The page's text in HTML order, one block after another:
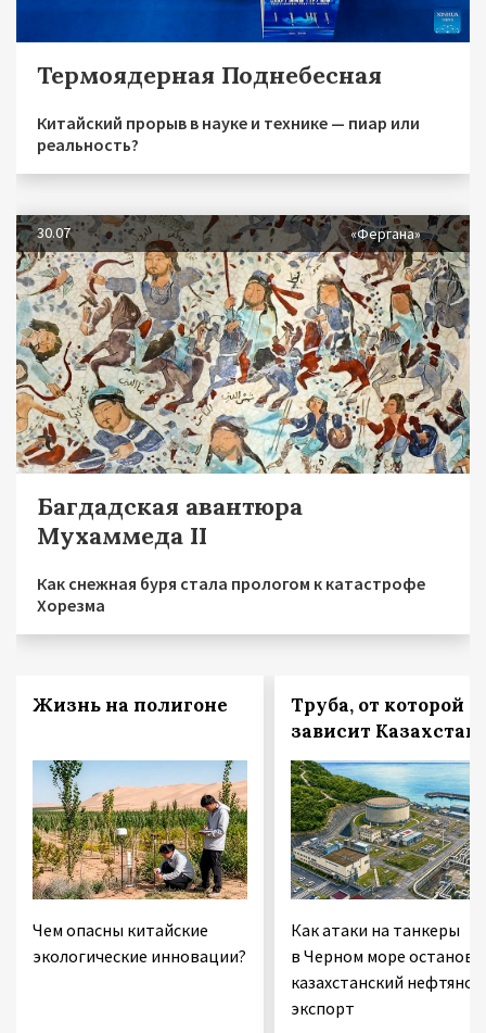
Термоядерная Поднебесная
Китайский прорыв в науке и технике — пиар или
реальность?
30.07 «Фергана»
Багдадская авантюра
Мухаммеда II
Как снежная буря стала прологом к катастрофе
Хорезма
Жизнь на полигоне
Чем опасны китайские
экологические инновации?
Труба, от которой
зависит Казахстан
Как атаки на танкеры
в Черном море
казахстанский нефтяной
экспорт